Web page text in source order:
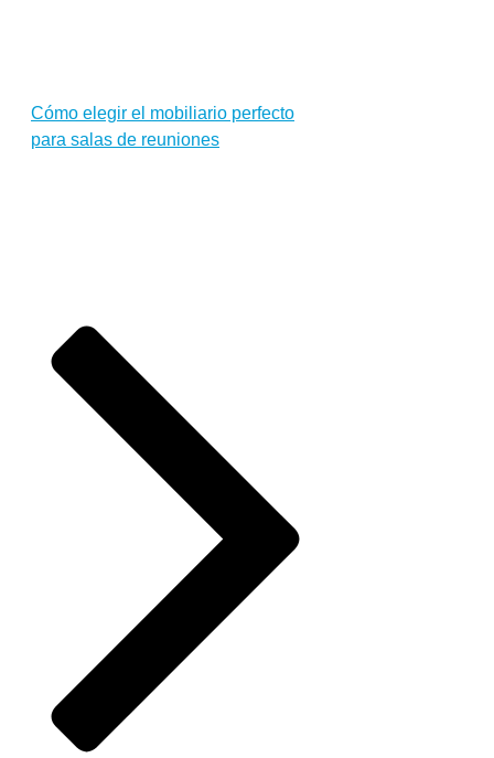
Cómo elegir el mobiliario perfecto
para salas de reuniones